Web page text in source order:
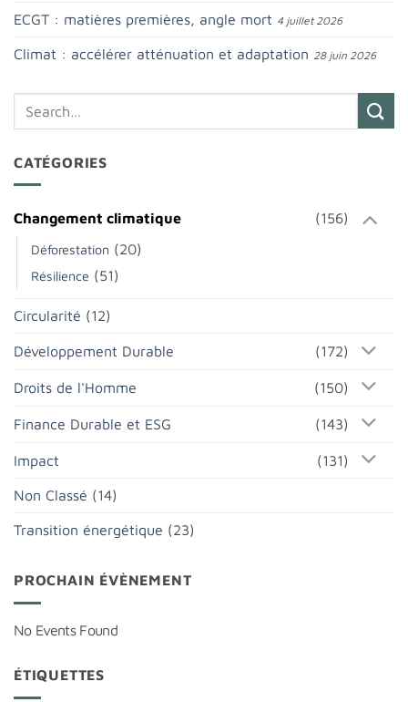
ECGT : matières premières, angle mort 4 juillet 2026
Climat : accélérer atténuation et adaptation 28 juin 2026
CATÉGORIES
Changement climatique (156)
Déforestation (20)
Résilience (51)
Circularité (12)
Développement Durable (172)
Droits de l'Homme (150)
Finance Durable et ESG (143)
Impact (131)
Non Classé (14)
Transition énergétique (23)
PROCHAIN ÉVÈNEMENT
No Events Found
ÉTIQUETTES